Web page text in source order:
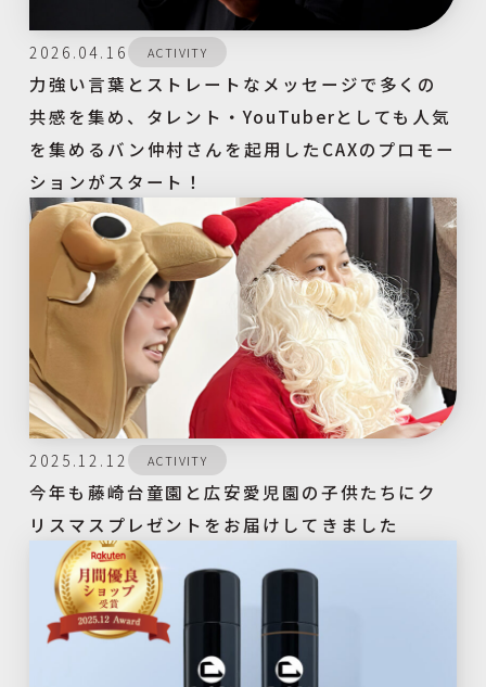
2026.04.16 ACTIVITY
力強い言葉とストレートなメッセージで多くの
共感を集め、タレント・YouTuberとしても人気
を集めるバン仲村さんを起用したCAXのプロモー
ションがスタート！
2025.12.12 ACTIVITY
今年も藤崎台童園と広安愛児園の子供たちにク
リスマスプレゼントをお届けしてきました